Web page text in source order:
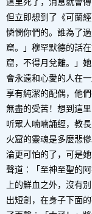
但立即想到了《可蘭
憐憫你們的。誰為了
窟。」穆罕默德的話
窟，不得月兌離。」
會永遠和心愛的人在
享有純潔的配偶，他
無盡的受苦！想到這
听眾人喃喃誦經，教
火窟的靈魂是多麼悲
淪更可怕的了，可是
聲道︰「至神至聖的
上的鮮血之外，沒有
出短劍，在身子下面